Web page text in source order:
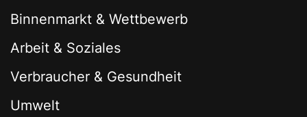
Binnenmarkt & Wettbewerb
Arbeit & Soziales
Verbraucher & Gesundheit
Umwelt